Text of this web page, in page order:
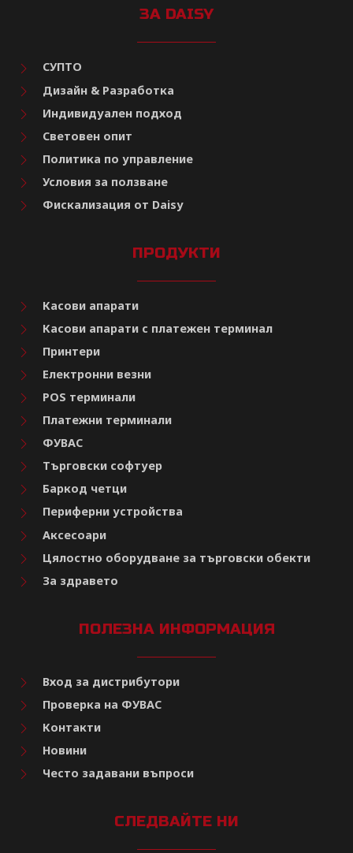
ЗА DAISY
СУПТО
Дизайн & Разработка
Индивидуален подход
Световен опит
Политика по управление
Условия за ползване
Фискализация от Daisy
ПРОДУКТИ
Касови апарати
Касови апарати с платежен терминал
Принтери
Електронни везни
POS терминали
Платежни терминали
ФУВАС
Търговски софтуер
Баркод четци
Периферни устройства
Аксесоари
Цялостно оборудване за търговски обекти
За здравето
ПОЛЕЗНА ИНФОРМАЦИЯ
Вход за дистрибутори
Проверка на ФУВАС
Контакти
Новини
Често задавани въпроси
СЛЕДВАЙТЕ НИ